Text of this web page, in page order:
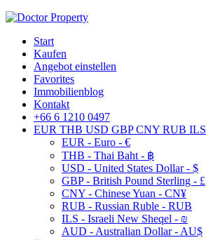
Start
Kaufen
Angebot einstellen
Favorites
Immobilienblog
Kontakt
+66 6 1210 0497
EUR THB USD GBP CNY RUB ILS
EUR - Euro - €
THB - Thai Baht - ฿
USD - United States Dollar - $
GBP - British Pound Sterling - £
CNY - Chinese Yuan - CN¥
RUB - Russian Ruble - RUB
ILS - Israeli New Sheqel - ₪
AUD - Australian Dollar - AU$